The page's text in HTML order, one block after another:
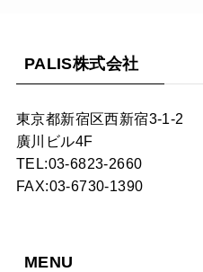
PALIS株式会社
東京都新宿区西新宿3-1-2
廣川ビル4F
TEL:03-6823-2660
FAX:03-6730-1390
MENU